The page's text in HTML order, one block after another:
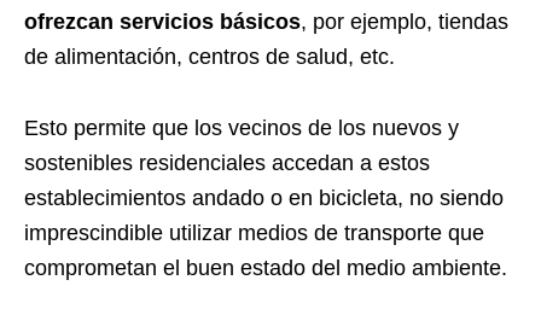
ofrezcan servicios básicos, por ejemplo, tiendas
de alimentación, centros de salud, etc.
Esto permite que los vecinos de los nuevos y
sostenibles residenciales accedan a estos
establecimientos andado o en bicicleta, no siendo
imprescindible utilizar medios de transporte que
comprometan el buen estado del medio ambiente.